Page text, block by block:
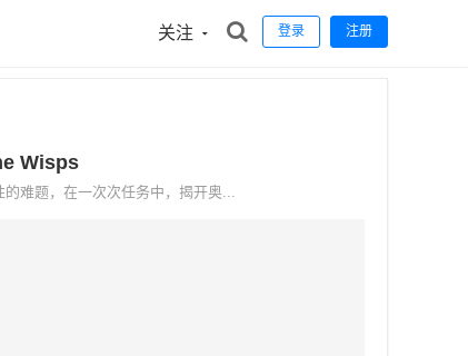
登录 注册
关注
Wisps
难题，在一次次任务中，揭开奥...